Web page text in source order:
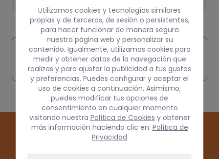
Inspeccionar
vehículo de
origen
Solicitar
pieza
Consultar
por
Utilizamos cookies y tecnologías similares
propias y de terceros, de sesión o persistentes,
para hacer funcionar de manera segura
nuestra página web y personalizar su
contenido. Igualmente, utilizamos cookies para
medir y obtener datos de la navegación que
realizas y para ajustar la publicidad a tus gustos
y preferencias. Puedes configurar y aceptar el
uso de cookies a continuación. Asimismo,
puedes modificar tus opciones de
consentimiento en cualquier momento
visitando nuestra Política de Cookies y obtener
más información haciendo clic en: Política de
Privacidad